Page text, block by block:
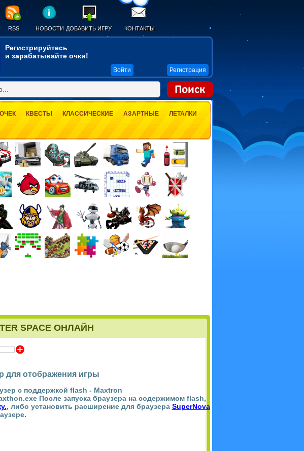
RSS НОВОСТИ ДОБАВИТЬ ИГРУ КОНТАКТЫ
Регистрируйтесь
и зарабатывайте очки!
Войти Регистрация
КВЕСТЫ КЛАССИЧЕСКИЕ АЗАРТНЫЕ
ЛЕТАЛКИ
SPACE ОНЛАЙН
Z
для отображения игры
с поддержкой flash - Maxtron
После запуска браузера на содержимом flash,
, либо установить расширение для браузера SuperNova